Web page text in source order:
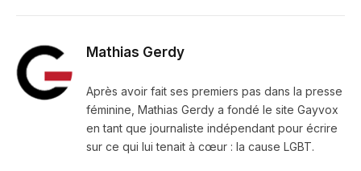
Mathias Gerdy
Après avoir fait ses premiers pas dans la presse
féminine, Mathias Gerdy a fondé le site Gayvox
en tant que journaliste indépendant pour écrire
sur ce qui lui tenait à cœur : la cause LGBT.